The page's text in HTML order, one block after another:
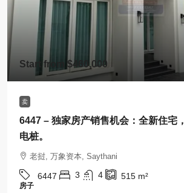
Start from $460,000
卖
6447 – 独家房产销售机会：全新住宅
电桩。
老挝, 万象资本, Saythani
6447 3 4 515 m²
房子